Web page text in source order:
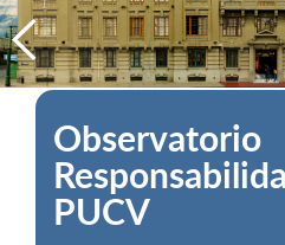
Observatorio
PUCV